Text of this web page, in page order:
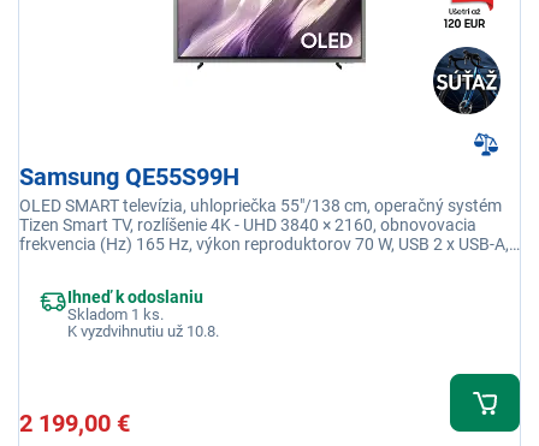
Samsung QE55S99H
OLED SMART televízia, uhlopriečka 55"/138 cm, operačný systém
Tizen Smart TV, rozlíšenie 4K - UHD 3840 × 2160, obnovovacia
frekvencia (Hz) 165 Hz, výkon reproduktorov 70 W, USB 2 x USB-A,
Ihneď k odoslaniu
Skladom 1 ks.
K vyzdvihnutiu už 10.8.
2 199,00 €